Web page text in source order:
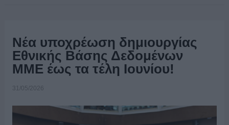
Νέα υποχρέωση δημιουργίας
Εθνικής Βάσης Δεδομένων
ΜΜΕ έως τα τέλη Ιουνίου!
31/05/2026